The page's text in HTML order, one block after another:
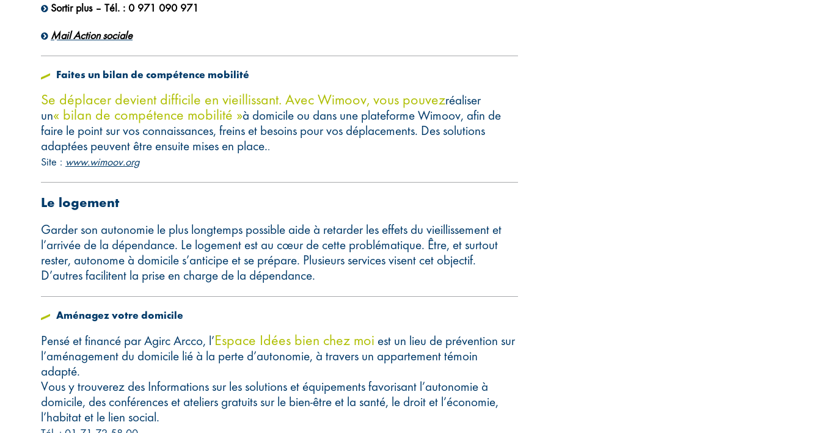
Sortir plus – Tél. : 0 971 090 971
Mail Action sociale
Faites un bilan de compétence mobilité
Se déplacer devient difficile en vieillissant. Avec Wimoov, vous pouvezréaliser
un« bilan de compétence mobilité »à domicile ou dans une plateforme Wimoov, afin de
faire le point sur vos connaissances, freins et besoins pour vos déplacements. Des solutions
adaptées peuvent être ensuite mises en place..
Site : www.wimoov.org
Le logement
Garder son autonomie le plus longtemps possible aide à retarder les effets du vieillissement et
l’arrivée de la dépendance. Le logement est au cœur de cette problématique. Être, et surtout
rester, autonome à domicile s’anticipe et se prépare. Plusieurs services visent cet objectif.
D’autres facilitent la prise en charge de la dépendance.
Aménagez votre domicile
Pensé et financé par Agirc Arcco, l’Espace Idées bien chez moi est un lieu de prévention sur
l’aménagement du domicile lié à la perte d’autonomie, à travers un appartement témoin
adapté.
Vous y trouverez des Informations sur les solutions et équipements favorisant l’autonomie à
domicile, des conférences et ateliers gratuits sur le bien-être et la santé, le droit et l’économie,
l’habitat et le lien social.